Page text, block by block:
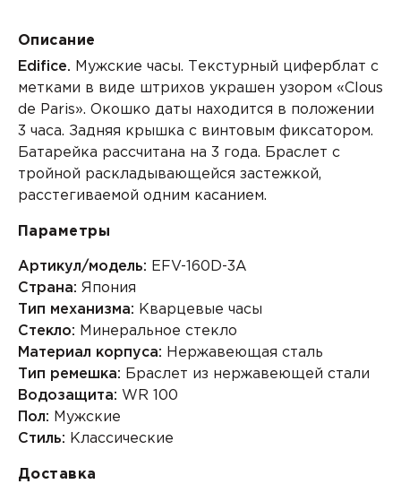
Описание
Edifice. Мужские часы. Текстурный циферблат с
метками в виде штрихов украшен узором «Clous
de Paris». Окошко даты находится в положении
3 часа. Задняя крышка с винтовым фиксатором.
Батарейка рассчитана на 3 года. Браслет с
тройной раскладывающейся застежкой,
расстегиваемой одним касанием.
Параметры
Артикул/модель: EFV-160D-3A
Страна: Япония
Тип механизма: Кварцевые часы
Стекло: Минеральное стекло
Материал корпуса: Нержавеющая сталь
Тип ремешка: Браслет из нержавеющей стали
Водозащита: WR 100
Пол: Мужские
Стиль: Классические
Доставка